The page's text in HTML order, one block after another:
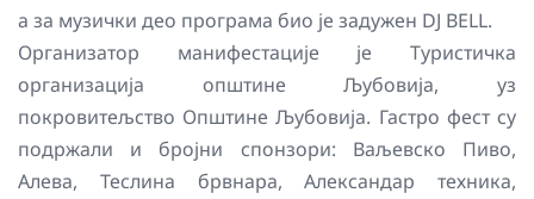
а за музички део програма био је задужен DJ BELL.
Организатор манифестације је Туристичка
организација општине Љубовија, уз
покровитељство Општине Љубовија. Гастро фест су
подржали и бројни спонзори: Ваљевско Пиво,
Алева, Теслина брвнара, Александар техника,